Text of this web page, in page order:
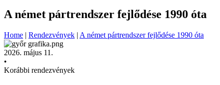
A német pártrendszer fejlődése 1990 óta
Home | Rendezvények | A német pártrendszer fejlődése 1990 óta
2026. május 11.
•
Korábbi rendezvények